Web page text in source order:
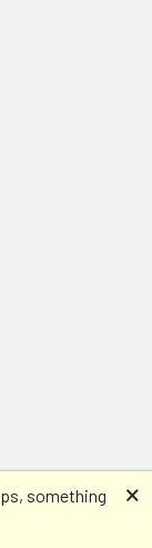
something
🗙